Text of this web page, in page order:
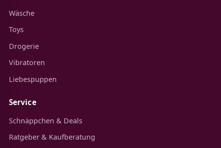
Wäsche
Toys
Drogerie
Vibratoren
Liebespuppen
Service
Schnäppchen & Deals
Ratgeber & Kaufberatung